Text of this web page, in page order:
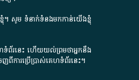
ញុំ។ សូម ទំនាក់ទំនងមកកាន់យើងខ្ញុំ
ទំព័រនេះ ហើយយល់ព្រមថាអ្នកនឹង
ពីការប្រើប្រាស់គេហទំព័រនេះ។